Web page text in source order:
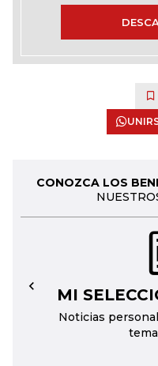
CONOZCA LOS
MI
Noticias
←